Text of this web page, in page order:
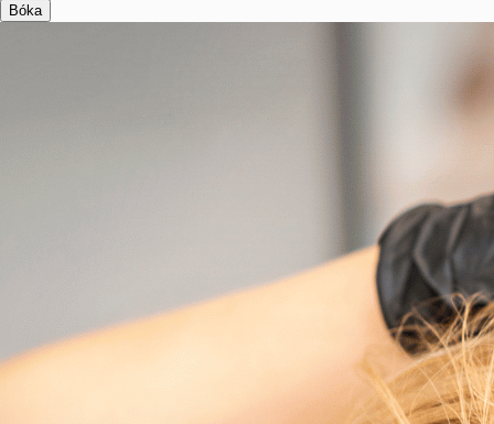
Bóka